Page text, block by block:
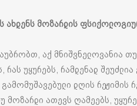
ახდენს მოზარდის
აქ მნიშვნელოვანია
უყურებს, რამდენად
დღის რეჟიმის
ათევს ღამეებს,